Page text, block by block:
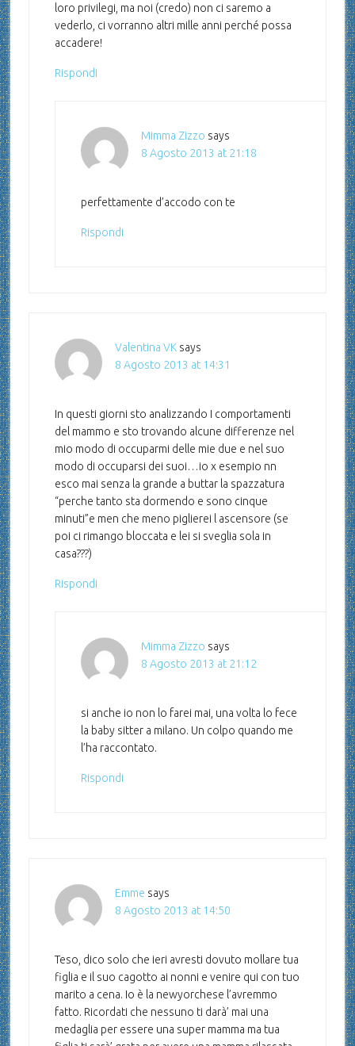
loro privilegi, ma noi (credo) non ci saremo a
vederlo, ci vorranno altri mille anni perché possa
accadere!
Rispondi
Mimma Zizzo says
8 Agosto 2013 at 21:18
perfettamente d’accodo con te
Rispondi
Valentina VK says
8 Agosto 2013 at 14:31
In questi giorni sto analizzando I comportamenti
del mammo e sto trovando alcune differenze nel
mio modo di occuparmi delle mie due e nel suo
modo di occuparsi dei suoi…io x esempio nn
esco mai senza la grande a buttar la spazzatura
“perche tanto sta dormendo e sono cinque
minuti”e men che meno piglierei l ascensore (se
poi ci rimango bloccata e lei si sveglia sola in
casa???)
Rispondi
Mimma Zizzo says
8 Agosto 2013 at 21:12
si anche io non lo farei mai, una volta lo fece
la baby sitter a milano. Un colpo quando me
l’ha raccontato.
Rispondi
Emme says
8 Agosto 2013 at 14:50
Teso, dico solo che ieri avresti dovuto mollare tua
figlia e il suo cagotto ai nonni e venire qui con tuo
marito a cena. Io è la newyorchese l’avremmo
fatto. Ricordati che nessuno ti darà’ mai una
medaglia per essere una super mamma ma tua